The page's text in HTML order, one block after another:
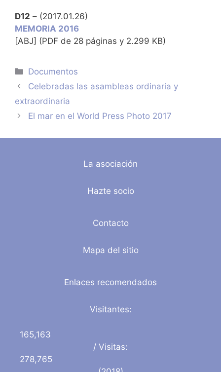
D12 – (2017.01.26)
MEMORIA 2016
[ABJ] (PDF de 28 páginas y 2.299 KB)
Categorías
Documentos
Celebradas las asambleas ordinaria y
extraordinaria
El mar en el World Press Photo 2017
La asociación
Hazte socio
Contacto
Mapa del sitio
Enlaces recomendados
Visitantes:
165,163
/ Visitas:
278,765